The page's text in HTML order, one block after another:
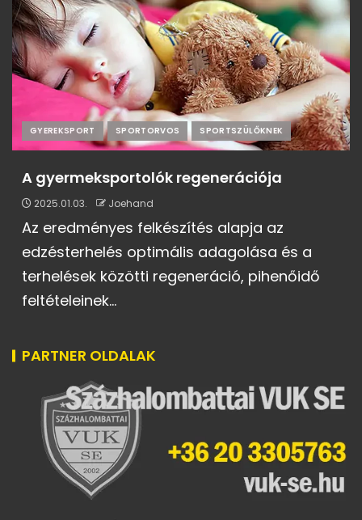
GYEREKSPORT SPORTORVOS SPORTSZÜLŐKNEK
A gyermeksportolók regenerációja
2025.01.03. Joehand
Az eredményes felkészítés alapja az
edzésterhelés optimális adagolása és a
terhelések közötti regeneráció, pihenőidő
feltételeinek...
PARTNER OLDALAK